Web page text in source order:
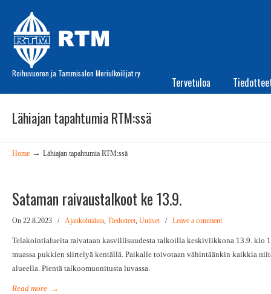
Roihuvuoren ja Tammisalon Meriulkoilijat ry
Tervetuloa
Lähiajan tapahtumia RTM:ssä
Home → Lähiajan tapahtumia RTM:ssä
Sataman raivaustalkoot ke 13.9.
On 22.8.2023 / Ajankohtaista, Tiedotteet, Uutiset / Leave a comment
Telakointialueita raivataan kasvillisuudesta talkoilla keskiviikkona 13.9. klo
muassa pukkien siirtelyä kentällä. Paikalle toivotaan vähintäänkin kaikkia
alueella. Pientä talkoomuonitusta luvassa.
Read more →